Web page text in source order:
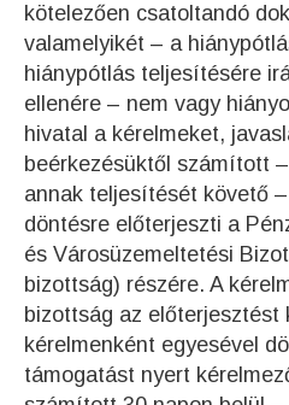
kötelezően csatoltandó
valamelyikét – a
hiánypótlás teljesítésére
ellenére – nem vagy
hivatal a kérelmeket,
beérkezésüktől számított
annak teljesítését követő
döntésre előterjeszti a
és Városüzemeltetési
bizottság) részére. A
bizottság az előterjesztést
kérelmenként egyesével
támogatást nyert